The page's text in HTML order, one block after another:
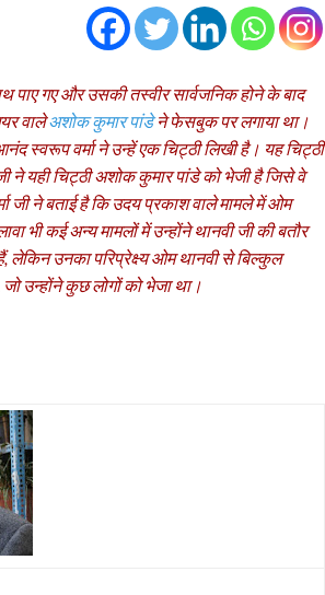
पाए गए और उसकी तस्‍वीर सार्वजनिक होने के बाद
वालेअशोक कुमार पांडेने फेसबुक पर लगाया था।
स्‍वरूप वर्मा ने उन्‍हें एक चिट्ठी लिखी है। यह चिट्ठी
य‍ही चिट्ठी अशोक कुमार पांडे को भेजी है जिसे वे
जी ने बताई है कि उदय प्रकाश वाले मामले में ओम
भी कई अन्‍य मामलों में उन्‍होंने थानवी जी की बतौर
लेकिन उनका परिप्रेक्ष्‍य ओम थानवी से बिल्‍कुल
उन्‍होंने कुछ लोगों को भेजा था।